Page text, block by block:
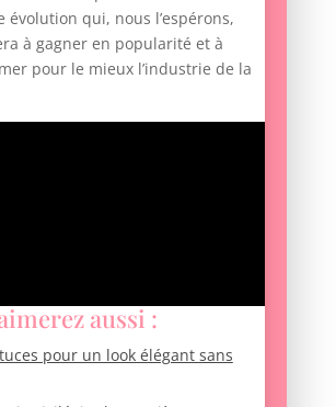
évolution qui, nous l’espérons,
à gagner en popularité et à
pour le mieux l’industrie de la
aussi :
pour un look élégant sans